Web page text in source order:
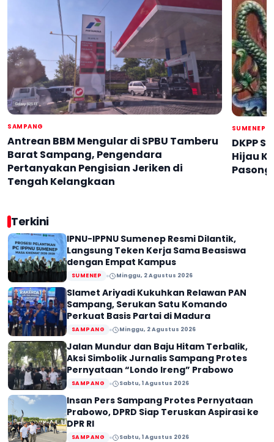
Pengisian Jeriken di Tengah Kelangkaan
Minggu, 9 Agustus 2026
Jabatan
Senin, 29 Juni 2026
Putusan Inkracht Wajib Dijalankan
Rabu, 10 Juni 2026
Minggu, 7 Juni 2026
Senin, 18 Mei 2026
SAMPANG
Antrean BBM Mengular di SPBU Tamberu
Barat Sampang, Pengendara
Pertanyakan Pengisian Jeriken di
Tengah Kelangkaan
SUMENEP
DKPP
Hijau
Terkini
IPNU-IPPNU Sumenep Resmi Dilantik,
Langsung Teken Kerja Sama Beasiswa
dengan Empat Kampus
SUMENEP Minggu, 2 Agustus 2026
Slamet Ariyadi Kukuhkan Relawan PAN
Sampang, Serukan Satu Komando
Perkuat Basis Partai di Madura
SAMPANG Minggu, 2 Agustus 2026
Jalan Mundur dan Baju Hitam Terbalik,
Aksi Simbolik Jurnalis Sampang Protes
Pernyataan “Londo Ireng” Prabowo
SAMPANG Sabtu, 1 Agustus 2026
Insan Pers Sampang Protes Pernyataan
Prabowo, DPRD Siap Teruskan Aspirasi ke
DPR RI
SAMPANG Sabtu, 1 Agustus 2026